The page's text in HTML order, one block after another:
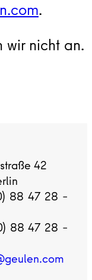
.
wir nicht an.
42
88 47 28 –
88 47 28 –